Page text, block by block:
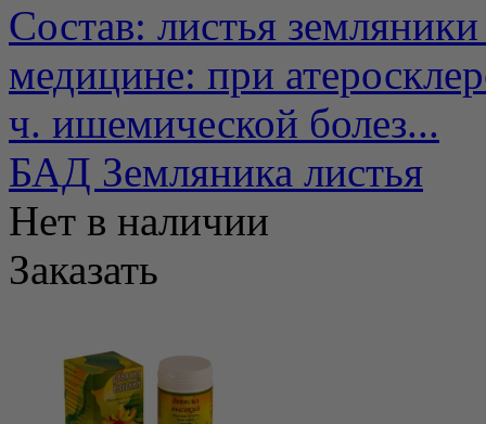
Состав: листья
медицине: при
ч. ишемической болез...
БАД Земляника листья
Нет в наличии
Заказать